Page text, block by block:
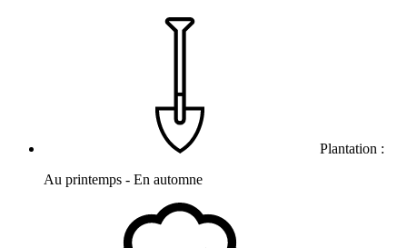
Plantation :
Au printemps - En automne